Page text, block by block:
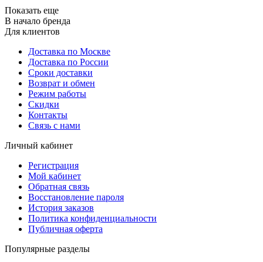
Показать еще
В начало бренда
Для клиентов
Доставка по Москве
Доставка по России
Сроки доставки
Возврат и обмен
Режим работы
Скидки
Контакты
Связь с нами
Личный кабинет
Регистрация
Мой кабинет
Обратная связь
Восстановление пароля
История заказов
Политика конфиденциальности
Публичная оферта
Популярные разделы